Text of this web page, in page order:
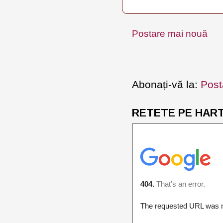
Postare mai nouă
Abonați-vă la:
RETETE PE